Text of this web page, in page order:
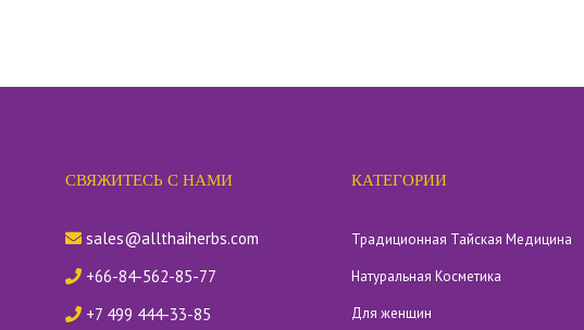
СВЯЖИТЕСЬ С НАМИ
sales@allthaiherbs.com
+66-84-562-85-77
+7 499 444-33-85
КАТЕГОРИИ
Традиционная Тайская Медицина
Натуральная Косметика
Для женщин